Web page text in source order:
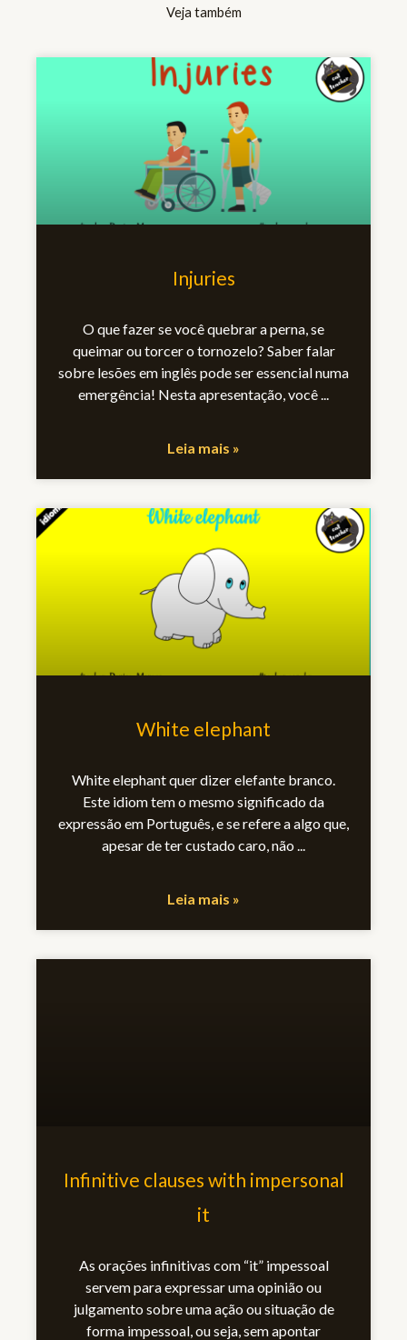
Veja também
Injuries
O que fazer se você quebrar a perna, se
queimar ou torcer o tornozelo? Saber falar
sobre lesões em inglês pode ser essencial numa
emergência! Nesta apresentação, você
Leia mais »
White elephant
White elephant quer dizer elefante branco.
Este idiom tem o mesmo significado da
expressão em Português, e se refere a algo que,
apesar de ter custado caro, não
Leia mais »
Infinitive clauses with impersonal
it
As orações infinitivas com “it” impessoal
servem para expressar uma opinião ou
julgamento sobre uma ação ou situação de
forma impessoal, ou seja, sem apontar